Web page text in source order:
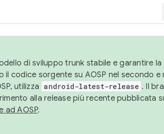
di sviluppo trunk stabile e garantire la
codice sorgente su AOSP nel secondo e
utilizza android-latest-release . Il
alla release più recente pubblicata
ad AOSP.